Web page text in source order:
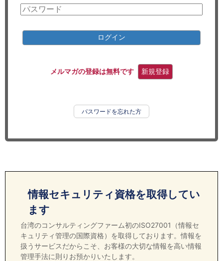
コンサルティング
リサーチ ログイン
メルマガの登録は無料です 新規登録
パスワードを忘れた方
情報セキュリティ資格を取得してい
ます
台湾のコンサルティングファーム初のISO27001（情報セ
キュリティ管理の国際資格）を取得しております。情報を
扱うサービスだからこそ、お客様の大切な情報を高い情報
管理手法に則りお預かりいたします。